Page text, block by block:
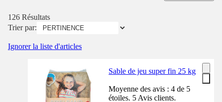
126 Résultats
Trier par:
Ignorer la liste d'articles
Sable de jeu super fin 25 kg
Moyenne des avis : 4 de 5
étoiles. 5 Avis clients.